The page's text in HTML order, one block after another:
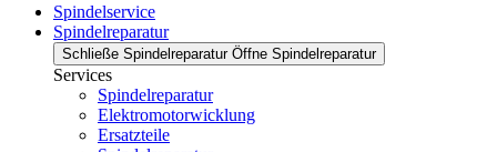
Spindelservice
Spindelreparatur
Schließe Spindelreparatur Öffne Spindelreparatur
Services
Spindelreparatur
Elektromotorwicklung
Ersatzteile